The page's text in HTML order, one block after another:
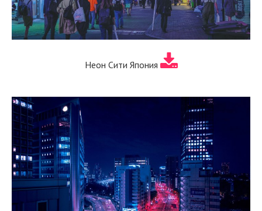
Неон Сити Япония